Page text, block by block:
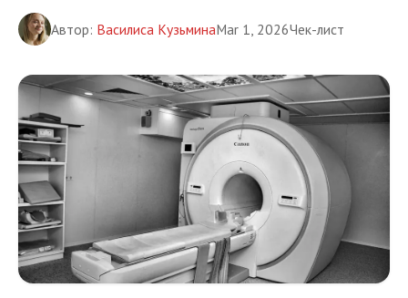
Автор: Василиса КузьминаMar 1, 2026Чек-лист